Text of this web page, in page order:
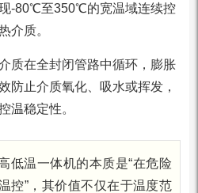
-80℃至350℃的宽温域连续控
介质。
质在全封闭管路中循环，膨胀
防止介质氧化、吸水或挥发，
温稳定性。
低温一体机的本质是“在危险
控”，其价值不仅在于温度范